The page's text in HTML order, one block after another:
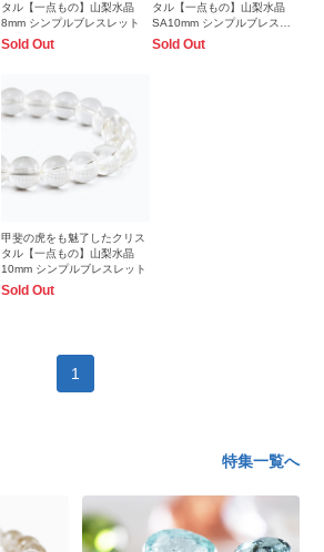
タル【一点もの】山梨水晶
8mm シンプルブレスレット
Sold Out
タル【一点もの】山梨水晶
SA10mm シンプルブレスレ
ット
Sold Out
甲斐の虎をも魅了したクリス
タル【一点もの】山梨水晶
10mm シンプルブレスレット
Sold Out
1
特集一覧へ